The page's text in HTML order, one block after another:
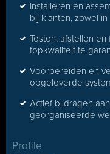
Installeren en
bij klanten, zowel
Testen, afstellen
topkwaliteit te
Voorbereiden en
opgeleverde
Actief bijdragen
georganiseerde
Profile